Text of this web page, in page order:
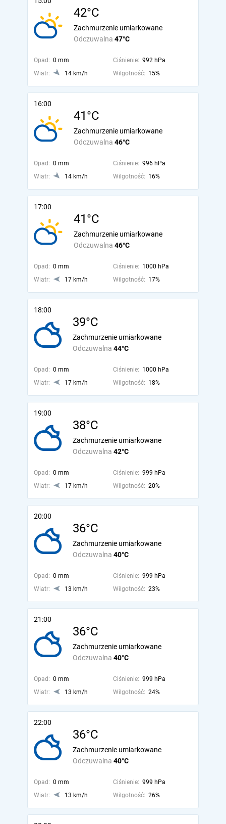
42°C
Odczuwalna 47°C
Zachmurzenie umiarkowane
Opad: 0 mm Ciśnienie: 992 hPa
Wiatr:
14 km/h Wilgotność: 15%
16:00
41°C
Odczuwalna 46°C
Zachmurzenie umiarkowane
Opad: 0 mm Ciśnienie: 996 hPa
Wiatr:
14 km/h Wilgotność: 16%
17:00
41°C
Odczuwalna 46°C
Zachmurzenie umiarkowane
Opad: 0 mm Ciśnienie: 1000 hPa
Wiatr:
17 km/h Wilgotność: 17%
18:00
39°C
Odczuwalna 44°C
Zachmurzenie umiarkowane
Opad: 0 mm Ciśnienie: 1000 hPa
Wiatr:
17 km/h Wilgotność: 18%
19:00
38°C
Odczuwalna 42°C
Zachmurzenie umiarkowane
Opad: 0 mm Ciśnienie: 999 hPa
Wiatr:
17 km/h Wilgotność: 20%
20:00
36°C
Odczuwalna 40°C
Zachmurzenie umiarkowane
Opad: 0 mm Ciśnienie: 999 hPa
Wiatr:
13 km/h Wilgotność: 23%
21:00
36°C
Odczuwalna 40°C
Zachmurzenie umiarkowane
Opad: 0 mm Ciśnienie: 999 hPa
Wiatr:
13 km/h Wilgotność: 24%
22:00
36°C
Odczuwalna 40°C
Zachmurzenie umiarkowane
Opad: 0 mm Ciśnienie: 999 hPa
Wiatr:
13 km/h Wilgotność: 26%